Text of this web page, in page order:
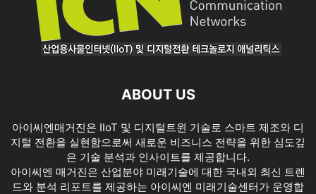
ABOUT US
아이씨엔매거진은 IIoT 및 디지털트윈 기술로 스마트 제조와 디
지털 전환을 실현함으로써 새로운 비즈니스 전략을 위한 심도깊
은 기술 분석과 인사이트를 제공합니다.
아이씨엔 매거진은 산업분야 미래기술에 대한 국내외 최신 트렌
드와 분석 리포트를 제공하는 아이씨엔 미래기술센터가 운영합